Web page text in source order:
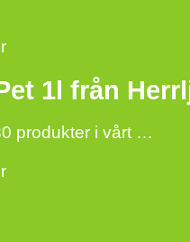
1l från
produkter i vårt …